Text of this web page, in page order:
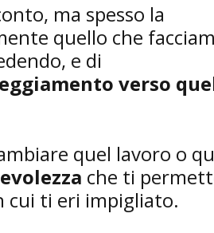
ma spesso la
quello che
e di
verso
quel lavoro o
che ti
cui ti eri impigliato.